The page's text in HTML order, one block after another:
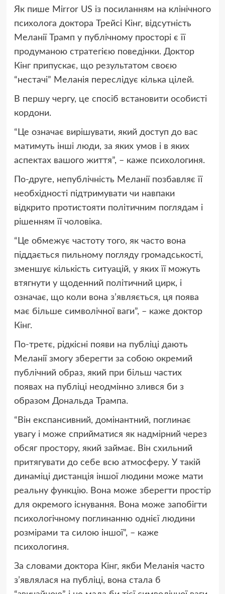
Як пише Mirror US із посиланням на клінічного
психолога доктора Трейсі Кінг, відсутність
Меланії Трамп у публічному просторі є її
продуманою стратегією поведінки. Доктор
Кінг припускає, що результатом своєю
“нестачі” Меланія переслідує кілька цілей.
В першу чергу, це спосіб встановити особисті
кордони.
“Це означає вирішувати, який доступ до вас
матимуть інші люди, за яких умов і в яких
аспектах вашого життя”, – каже психологиня.
По-друге, непублічність Меланії позбавляє її
необхідності підтримувати чи навпаки
відкрито протистояти політичним поглядам і
рішенням її чоловіка.
“Це обмежує частоту того, як часто вона
піддається пильному погляду громадськості,
зменшує кількість ситуацій, у яких її можуть
втягнути у щоденний політичний цирк, і
означає, що коли вона з’являється, ця поява
має більше символічної ваги”, – каже доктор
Кінг.
По-третє, рідкісні появи на публіці дають
Меланії змогу зберегти за собою окремий
публічний образ, який при більш частих
появах на публіці неодмінно злився би з
образом Дональда Трампа.
“Він експансивний, домінантний, поглинає
увагу і може сприйматися як надмірний через
обсяг простору, який займає. Він схильний
притягувати до себе всю атмосферу. У такій
динаміці дистанція іншої людини може мати
реальну функцію. Вона може зберегти простір
для окремого існування. Вона може запобігти
психологічному поглинанню однієї людини
розмірами та силою іншої”, – каже
психологиня.
За словами доктора Кінг, якби Меланія часто
з’являлася на публіці, вона стала б